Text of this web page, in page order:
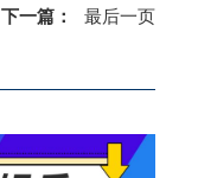
下一篇： 最后一页